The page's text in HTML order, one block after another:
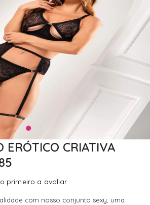
ERÓTICO CRIATIVA
primeiro a avaliar
com nosso conjunto sexy, uma